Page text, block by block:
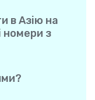
у вас буде
з людиною в
світу.
в Азію на
номери з
можете